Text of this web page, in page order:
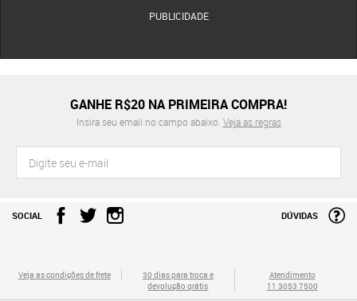
PUBLICIDADE
GANHE R$20 NA PRIMEIRA COMPRA!
Insira seu email no campo abaixo. Veja as regras
SOCIAL DÚVIDAS
Veja as condições de frete
30 dias para troca e
devolução grátis
Atendimento
11 3053 7500